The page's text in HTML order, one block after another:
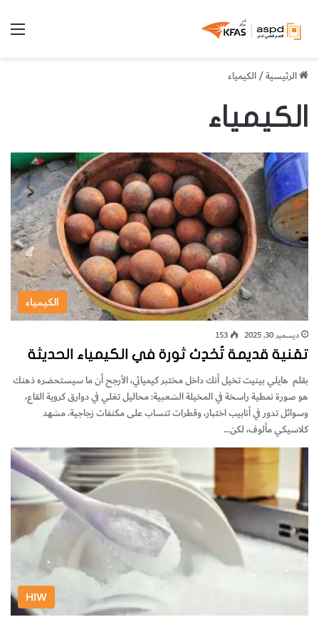
الرئيسية/الكيمياء
الكيمياء
الكيمياء
ديسمبر 30, 2025 153
تقنية قديمة تُحْدِث ثورة في الكيمياء الحديثة
بقلم هايلي بينيت تخيل أنك داخل مختبر كيميائي، الأرجح أن ما سيستحضره ذهنك
هو صورة نمطية راسخة في المخيلة الشعبية: محاليل تغلي في دوارق كروية القاع،
وسوائل تدور في أنابيب اختبار، وقطرات تنساب على مكثفات زجاجية. مشهد
كلاسيكي مألوف، لكن…
HIW